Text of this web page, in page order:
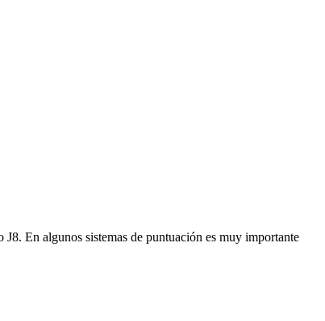
En algunos sistemas de puntuación es muy importante